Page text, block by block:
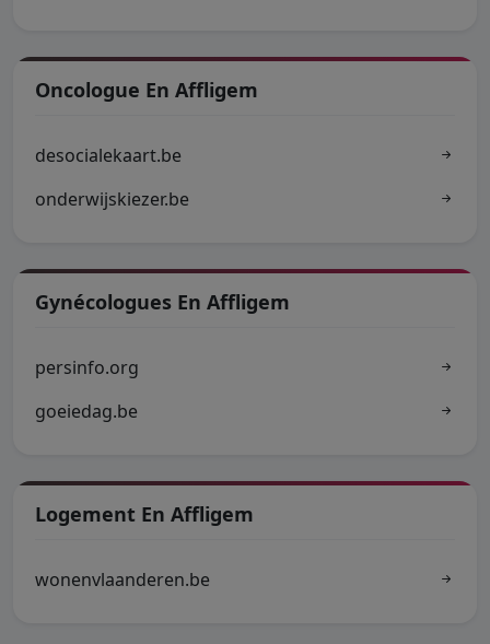
Oncologue En Affligem
desocialekaart.be
onderwijskiezer.be
Gynécologues En Affligem
persinfo.org
goeiedag.be
Logement En Affligem
wonenvlaanderen.be